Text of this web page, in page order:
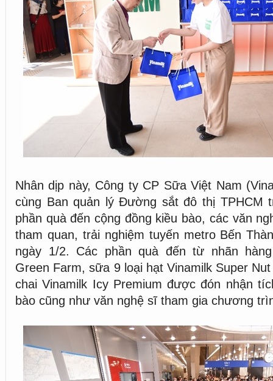
Nhân dịp này, Công ty CP Sữa Việt Nam
cùng Ban quản lý Đường sắt đô thị TPHCM
phần quà đến cộng đồng kiều bào, các văn
tham quan, trải nghiệm tuyến metro Bến
ngày 1/2. Các phần quà đến từ nhãn
Green Farm, sữa 9 loại hạt Vinamilk Super
chai Vinamilk Icy Premium được đón nhận
bào cũng như văn nghệ sĩ tham gia chương